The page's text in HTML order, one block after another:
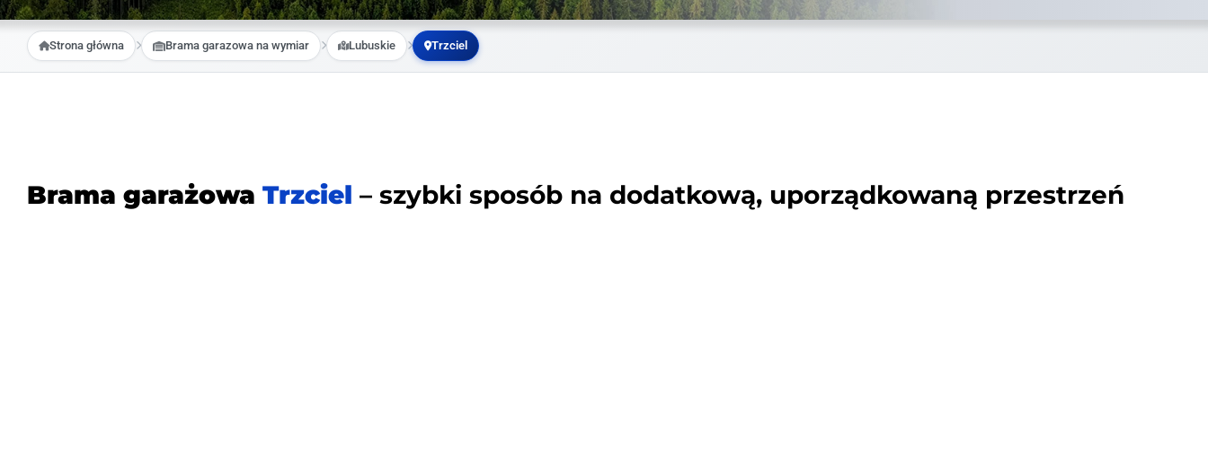
Strona główna Brama garazowa na wymiar Lubuskie Trzciel
Brama garażowa Trzciel – szybki sposób na dodatkową, uporządkowaną przestrzeń